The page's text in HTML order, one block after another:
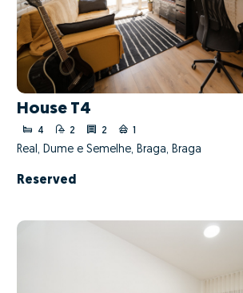
House T4
4 2 2 1
Real, Dume e Semelhe, Braga, Braga
Reserved